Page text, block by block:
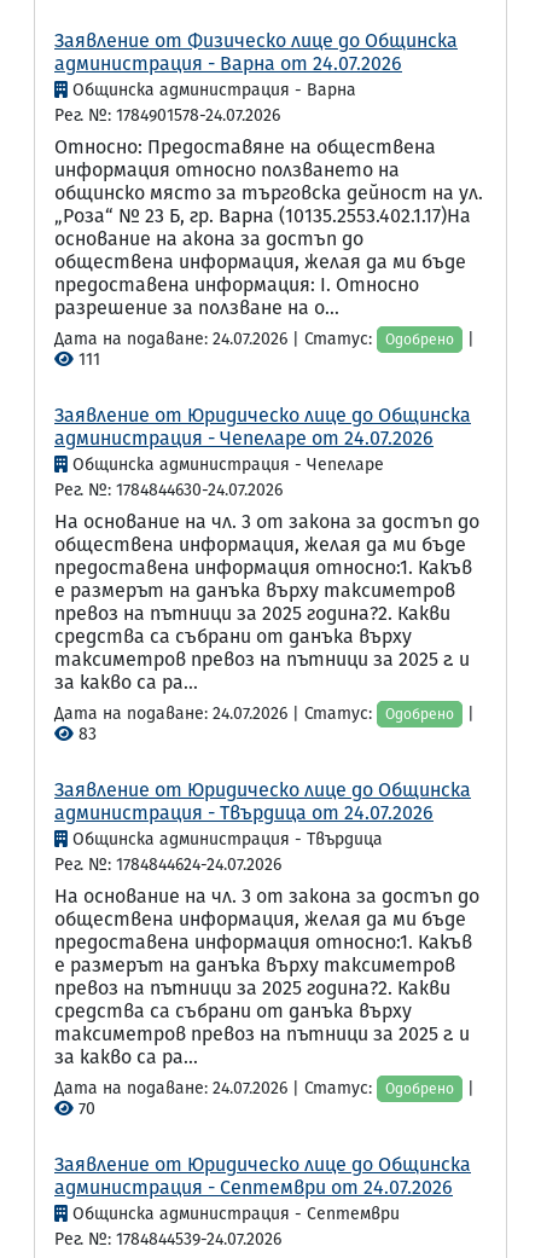
Заявление от Физическо лице до Общинска
администрация - Варна от 24.07.2026
Общинска администрация - Варна
Рег. №: 1784901578-24.07.2026
Относно: Предоставяне на обществена
информация относно ползването на
общинско място за търговска дейност на ул.
„Роза“ № 23 Б, гр. Варна (10135.2553.402.1.17)На
основание на акона за достъп до
обществена информация, желая да ми бъде
предоставена информация: I. Относно
разрешение за ползване на о...
Дата на подаване: 24.07.2026 | Статус: Одобрено
111
Заявление от Юридическо лице до Общинска
администрация - Чепеларе от 24.07.2026
Общинска администрация - Чепеларе
Рег. №: 1784844630-24.07.2026
На основание на чл. 3 от закона за достъп до
обществена информация, желая да ми бъде
предоставена информация относно:1. Какъв
е размерът на данъка върху таксиметров
превоз на пътници за 2025 година?2. Какви
средства са събрани от данъка върху
таксиметров превоз на пътници за 2025 г. и
за какво са ра...
Дата на подаване: 24.07.2026 | Статус: Одобрено
83
Заявление от Юридическо лице до Общинска
администрация - Твърдица от 24.07.2026
Общинска администрация - Твърдица
Рег. №: 1784844624-24.07.2026
На основание на чл. 3 от закона за достъп до
обществена информация, желая да ми бъде
предоставена информация относно:1. Какъв
е размерът на данъка върху таксиметров
превоз на пътници за 2025 година?2. Какви
средства са събрани от данъка върху
таксиметров превоз на пътници за 2025 г. и
за какво са ра...
Дата на подаване: 24.07.2026 | Статус: Одобрено
70
Заявление от Юридическо лице до Общинска
администрация - Септември от 24.07.2026
Общинска администрация - Септември
Рег. №: 1784844539-24.07.2026